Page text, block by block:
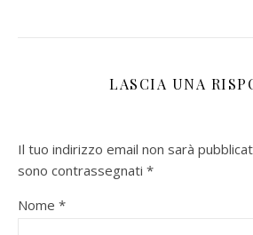
LASCIA UNA
Il tuo indirizzo email non sarà
sono contrassegnati *
Nome *